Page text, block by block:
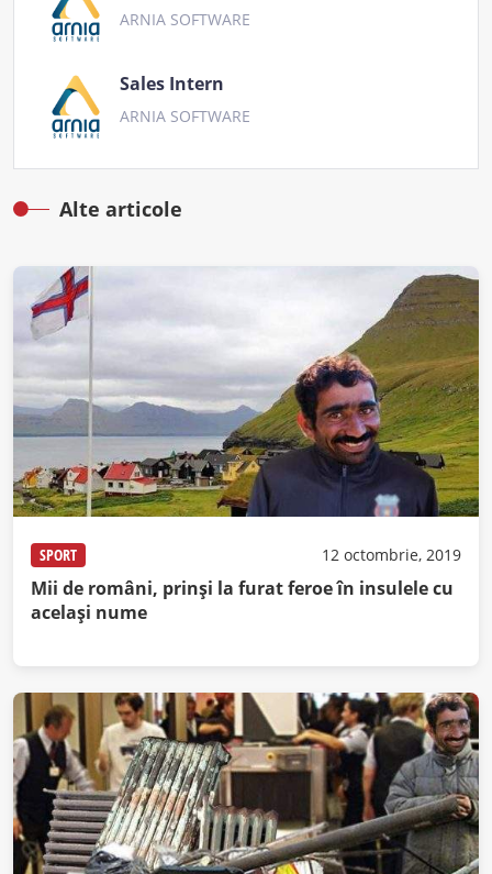
ARNIA SOFTWARE
Sales Intern
ARNIA SOFTWARE
Alte articole
SPORT 12 octombrie, 2019
Mii de români, prinşi la furat feroe în insulele cu
acelaşi nume